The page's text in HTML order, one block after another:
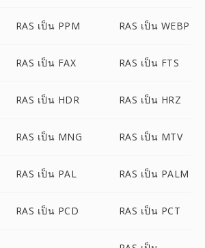
RAS เป็น PPM RAS เป็น WEBP
RAS เป็น FAX RAS เป็น FTS
RAS เป็น HDR RAS เป็น HRZ
RAS เป็น MNG RAS เป็น MTV
RAS เป็น PAL RAS เป็น PALM
RAS เป็น PCD RAS เป็น PCT